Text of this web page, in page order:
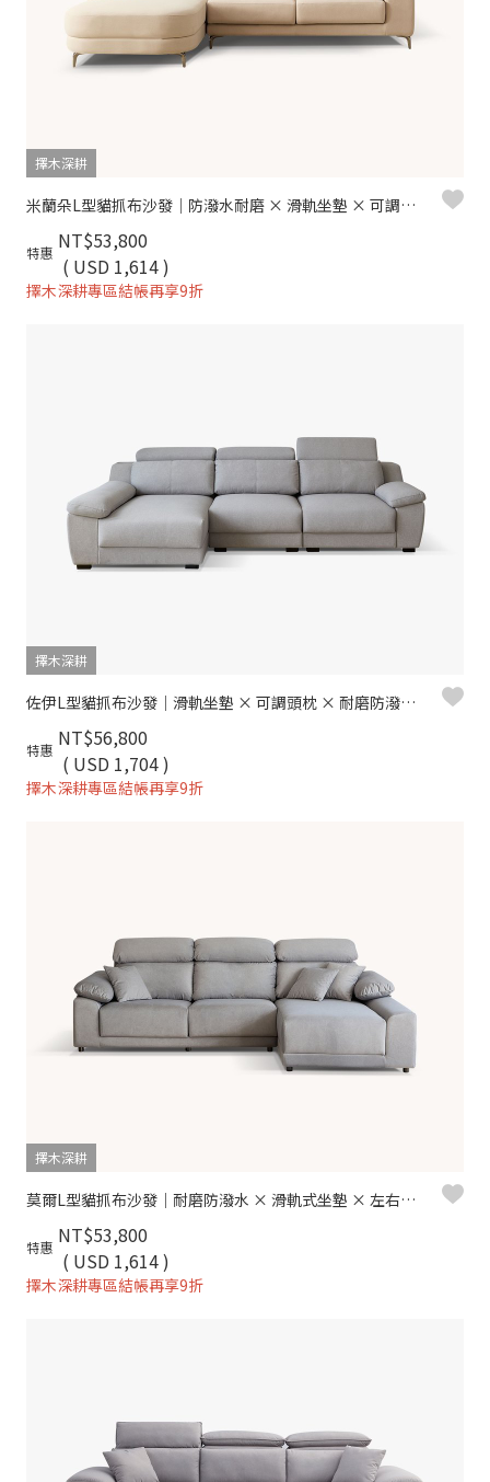
擇木深耕
米蘭朵L型貓抓布沙發｜防潑水耐磨 × 滑軌坐墊 × 可調頭枕 –擇木深耕
特惠 NT$53,800
( USD 1,614 )
擇木深耕專區結帳再享9折
擇木深耕
佐伊L型貓抓布沙發｜滑軌坐墊 × 可調頭枕 × 耐磨防潑水 × 左右型–擇木深耕
特惠 NT$56,800
( USD 1,704 )
擇木深耕專區結帳再享9折
擇木深耕
莫爾L型貓抓布沙發｜耐磨防潑水 × 滑軌式坐墊 × 左右型可選–擇木深耕
特惠 NT$53,800
( USD 1,614 )
擇木深耕專區結帳再享9折